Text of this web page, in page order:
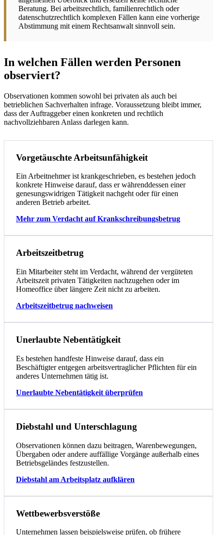
Beratung. Bei arbeitsrechtlich, familienrechtlich oder
datenschutzrechtlich komplexen Fällen kann eine vorherige
Abstimmung mit einem Rechtsanwalt sinnvoll sein.
In welchen Fällen werden Personen
observiert?
Observationen kommen sowohl bei privaten als auch bei
betrieblichen Sachverhalten infrage. Voraussetzung bleibt immer,
dass der Auftraggeber einen konkreten und rechtlich
nachvollziehbaren Anlass darlegen kann.
Vorgetäuschte Arbeitsunfähigkeit
Ein Arbeitnehmer ist krankgeschrieben, es bestehen jedoch
konkrete Hinweise darauf, dass er währenddessen einer
genesungswidrigen Tätigkeit nachgeht oder für einen
anderen Betrieb arbeitet.
Mehr zum Verdacht auf Krankschreibungsbetrug
Arbeitszeitbetrug
Ein Mitarbeiter steht im Verdacht, während der vergüteten
Arbeitszeit privaten Tätigkeiten nachzugehen oder im
Homeoffice über längere Zeit nicht zu arbeiten.
Arbeitszeitbetrug nachweisen
Unerlaubte Nebentätigkeit
Es bestehen handfeste Hinweise darauf, dass ein
Beschäftigter entgegen arbeitsvertraglicher Pflichten für ein
anderes Unternehmen tätig ist.
Unerlaubte Nebentätigkeit überprüfen
Diebstahl und Unterschlagung
Observationen können dazu beitragen, Warenbewegungen,
Übergaben oder andere auffällige Vorgänge außerhalb eines
Betriebsgeländes festzustellen.
Diebstahl am Arbeitsplatz aufklären
Wettbewerbsverstöße
Unternehmen lassen beispielsweise prüfen, ob frühere